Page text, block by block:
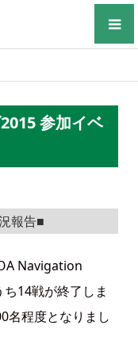
参加イベ
報告■
Navigation
14戦が終了しま
名程度となりまし